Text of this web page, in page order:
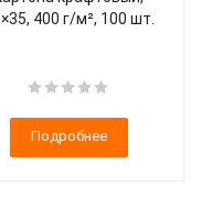
400 г/м², 100 шт.
Подробнее